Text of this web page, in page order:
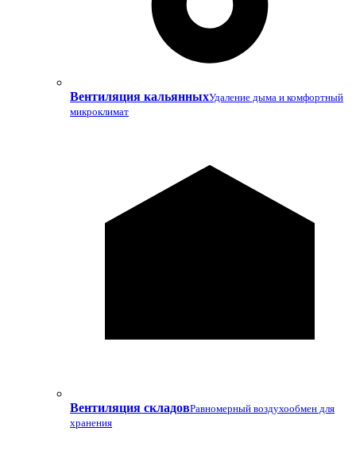
Вентиляция кальянныхУдаление дыма и комфортный
микроклимат
Вентиляция складовРавномерный воздухообмен для
хранения